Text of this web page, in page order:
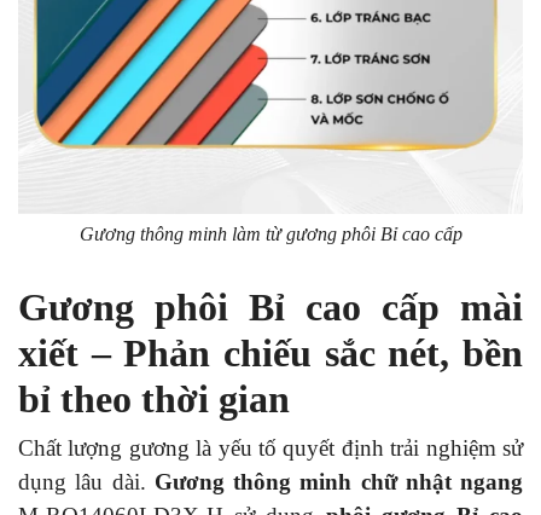
Gương thông minh làm từ gương phôi Bỉ cao cấp
Gương phôi Bỉ cao cấp mài
xiết – Phản chiếu sắc nét, bền
bỉ theo thời gian
Chất lượng gương là yếu tố quyết định trải nghiệm sử
dụng lâu dài. Gương thông minh chữ nhật ngang